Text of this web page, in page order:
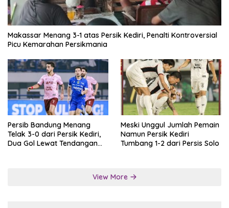
Makassar Menang 3-1 atas Persik Kediri, Penalti Kontroversial
Picu Kemarahan Persikmania
Persib Bandung Menang
Telak 3-0 dari Persik Kediri,
Dua Gol Lewat Tendangan
Meski Unggul Jumlah Pemain
Namun Persik Kediri
Tumbang 1-2 dari Persis Solo
View More